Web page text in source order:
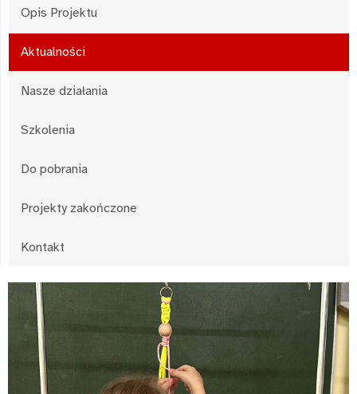
Opis Projektu
Aktualności
Nasze działania
Szkolenia
Do pobrania
Projekty zakończone
Kontakt